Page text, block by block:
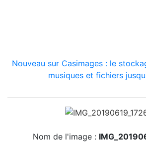
Nouveau sur Casimages : le
musiques et fichiers
Nom de l'image :